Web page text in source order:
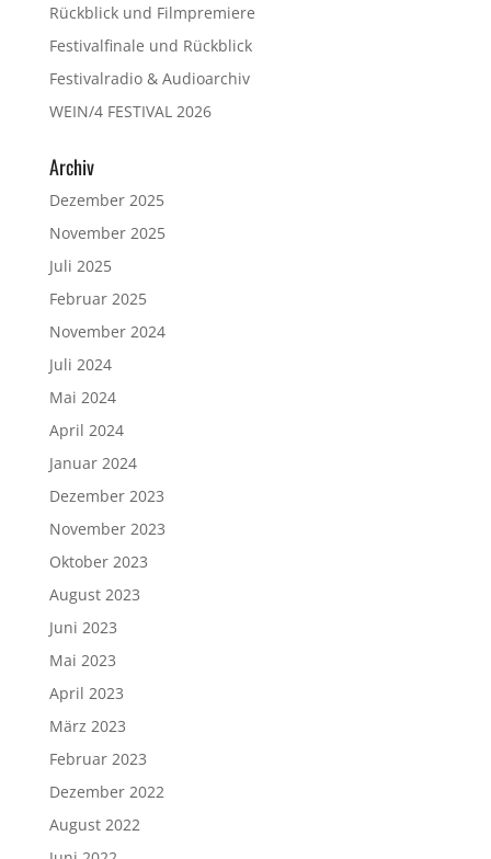
Rückblick und Filmpremiere
Festivalfinale und Rückblick
Festivalradio & Audioarchiv
WEIN/4 FESTIVAL 2026
Archiv
Dezember 2025
November 2025
Juli 2025
Februar 2025
November 2024
Juli 2024
Mai 2024
April 2024
Januar 2024
Dezember 2023
November 2023
Oktober 2023
August 2023
Juni 2023
Mai 2023
April 2023
März 2023
Februar 2023
Dezember 2022
August 2022